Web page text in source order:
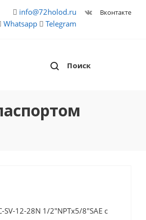
Вконтакте
info@72holod.ru
Whatsapp
Telegram
Поиск
12-28N 1/2"NPTх5/8"SAE с